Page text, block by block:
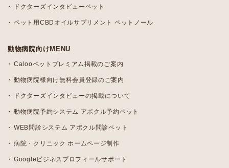
ドクターズインタビューペット
ペット用CBDオイルサプリメント ペットノール
動物病院向けMENU
Calooペットプレミアム掲載のご案内
動物病院様向け無料会員登録のご案内
ドクターズインタビューの掲載について
動物病院予約システム アポクル予約ペット
WEB問診システム アポクル問診ペット
病院・クリニック ホームページ制作
Googleビジネスプロフィールサポート